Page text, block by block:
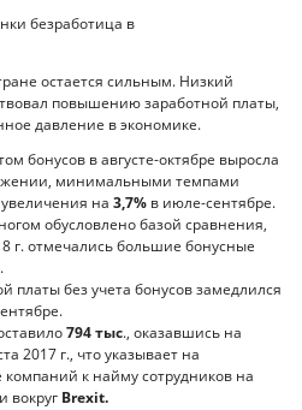
остается сильным. Низкий
повышению заработной платы,
давление в экономике.
бонусов в августе-октябре выросла
минимальными темпами
на 3,7% в июле-сентябре.
обусловлено базой сравнения,
г. отмечались большие бонусные
платы без учета бонусов замедлился
794 тыс., оказавшись на
2017 г., что указывает на
к найму сотрудников на
вокруг Brexit.